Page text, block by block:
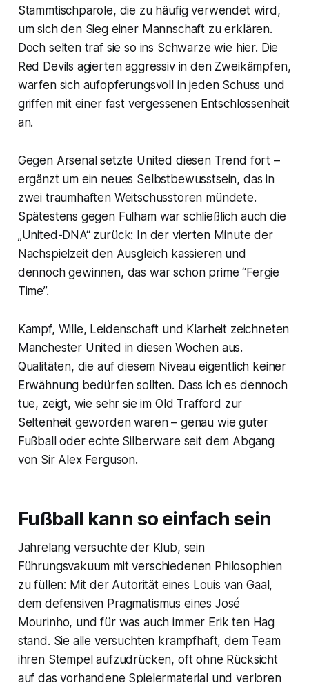
Stammtischparole, die zu häufig verwendet wird,
um sich den Sieg einer Mannschaft zu erklären.
Doch selten traf sie so ins Schwarze wie hier. Die
Red Devils agierten aggressiv in den Zweikämpfen,
warfen sich aufopferungsvoll in jeden Schuss und
griffen mit einer fast vergessenen Entschlossenheit
an.
Gegen Arsenal setzte United diesen Trend fort –
ergänzt um ein neues Selbstbewusstsein, das in
zwei traumhaften Weitschusstoren mündete.
Spätestens gegen Fulham war schließlich auch die
„United-DNA“ zurück: In der vierten Minute der
Nachspielzeit den Ausgleich kassieren und
dennoch gewinnen, das war schon prime “Fergie
Time”.
Kampf, Wille, Leidenschaft und Klarheit zeichneten
Manchester United in diesen Wochen aus.
Qualitäten, die auf diesem Niveau eigentlich keiner
Erwähnung bedürfen sollten. Dass ich es dennoch
tue, zeigt, wie sehr sie im Old Trafford zur
Seltenheit geworden waren – genau wie guter
Fußball oder echte Silberware seit dem Abgang
von Sir Alex Ferguson.
Fußball kann so einfach sein
Jahrelang versuchte der Klub, sein
Führungsvakuum mit verschiedenen Philosophien
zu füllen: Mit der Autorität eines Louis van Gaal,
dem defensiven Pragmatismus eines José
Mourinho, und für was auch immer Erik ten Hag
stand. Sie alle versuchten krampfhaft, dem Team
ihren Stempel aufzudrücken, oft ohne Rücksicht
auf das vorhandene Spielermaterial und verloren